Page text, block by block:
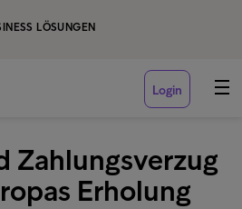
LÖSUNGEN
Login
Zahlungsverzug
Erholung